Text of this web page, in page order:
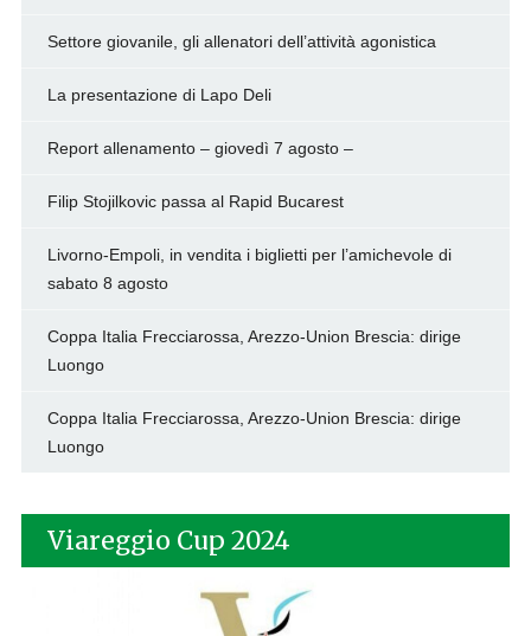
Settore giovanile, gli allenatori dell’attività agonistica
La presentazione di Lapo Deli
Report allenamento – giovedì 7 agosto –
Filip Stojilkovic passa al Rapid Bucarest
Livorno-Empoli, in vendita i biglietti per l’amichevole di
sabato 8 agosto
Coppa Italia Frecciarossa, Arezzo-Union Brescia: dirige
Luongo
Coppa Italia Frecciarossa, Arezzo-Union Brescia: dirige
Luongo
Viareggio Cup 2024